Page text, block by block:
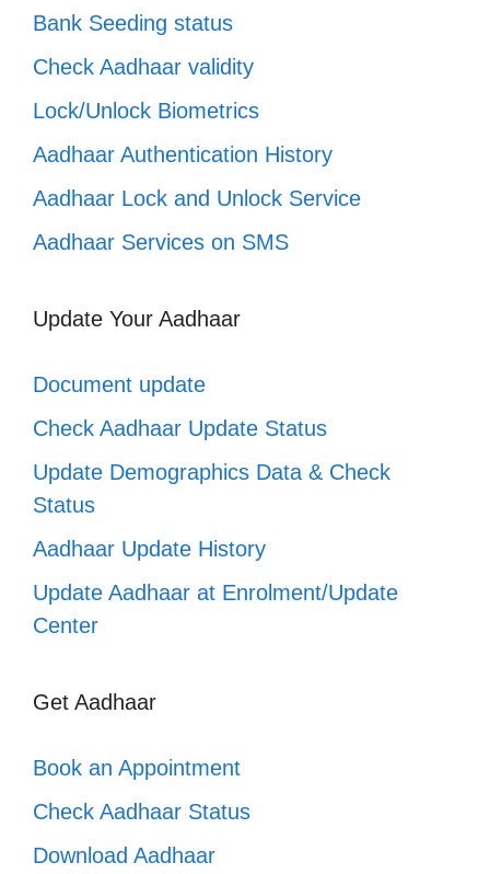
Bank Seeding status
Check Aadhaar validity
Lock/Unlock Biometrics
Aadhaar Authentication History
Aadhaar Lock and Unlock Service
Aadhaar Services on SMS
Update Your Aadhaar
Document update
Check Aadhaar Update Status
Update Demographics Data & Check
Status
Aadhaar Update History
Update Aadhaar at Enrolment/Update
Center
Get Aadhaar
Book an Appointment
Check Aadhaar Status
Download Aadhaar